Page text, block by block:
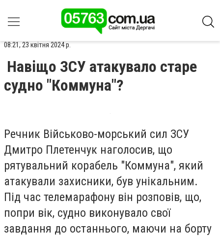
08:21, 23 квітня 2024 р.
Навіщо ЗСУ атакувало старе
судно "Коммуна"?
Речник Військово-морський сил ЗСУ
Дмитро Плетенчук наголосив, що
рятувальний корабель "Коммуна", який
атакували захисники, був унікальним.
Під час телемарафону він розповів, що,
попри вік, судно виконувало свої
завдання до останнього, маючи на борту